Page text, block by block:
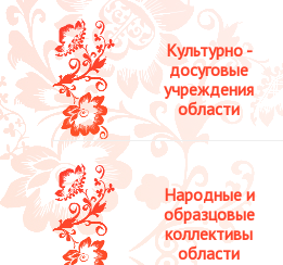
Культурно -
досуговые
учреждения
области
Народные и
образцовые
коллективы
области